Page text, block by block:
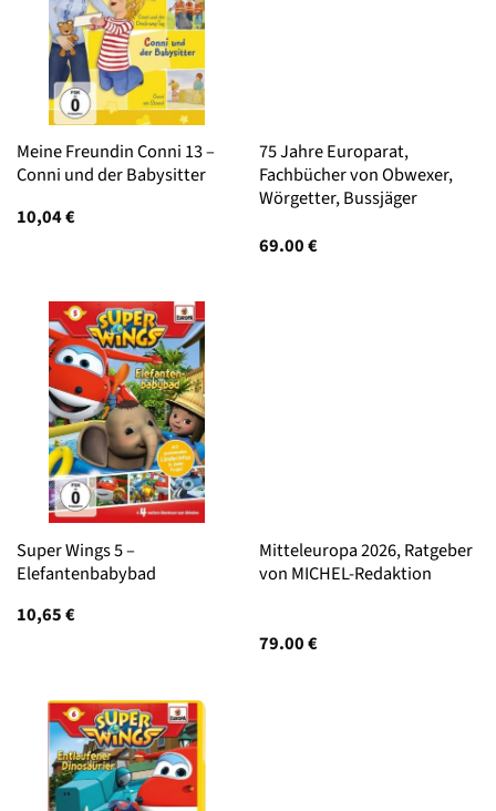
Meine Freundin Conni 13 –
Conni und der Babysitter
10,04€
75 Jahre Europarat,
Fachbücher von Obwexer,
Wörgetter, Bussjäger
69.00€
Super Wings 5 –
Elefantenbabybad
10,65€
Mitteleuropa 2026, Ratgeber
von MICHEL-Redaktion
79.00€